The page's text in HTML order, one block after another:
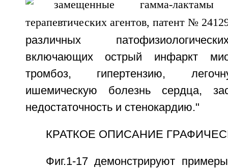
различных
включающих острый инфаркт
тромбоз, гипертензию,
ишемическую болезнь сердца,
недостаточность и стенокардию."
КРАТКОЕ ОПИСАНИЕ
Фиг.1-17 демонстрируют